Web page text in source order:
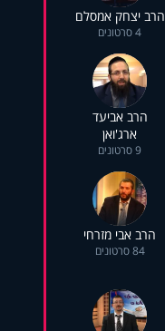
הרב יצחק אמסלם
4 סרטונים
הרב אביעד
ארג'ואן
9 סרטונים
הרב אבי מזרחי
84 סרטונים